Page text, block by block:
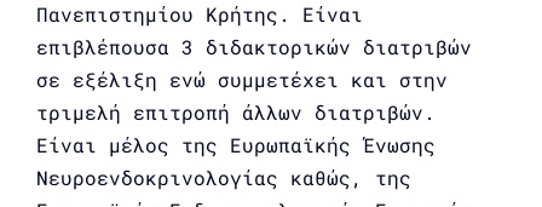
Πανεπιστημίου Κρήτης. Είναι
επιβλέπουσα 3 διδακτορικών διατριβών
σε εξέλιξη ενώ συμμετέχει και στην
τριμελή επιτροπή άλλων διατριβών.
Είναι μέλος της Ευρωπαϊκής Ένωσης
Νευροενδοκρινολογίας καθώς, της